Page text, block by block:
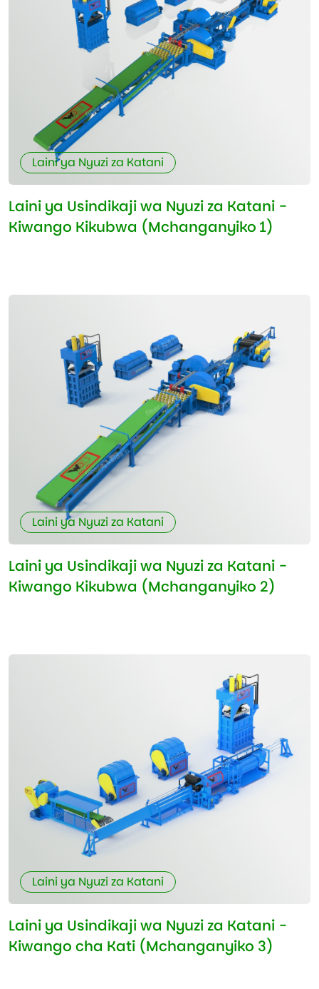
Laini ya Nyuzi za Katani
Laini ya Usindikaji wa Nyuzi za Katani -
Kiwango Kikubwa (Mchanganyiko 1)
Laini ya Nyuzi za Katani
Laini ya Usindikaji wa Nyuzi za Katani -
Kiwango Kikubwa (Mchanganyiko 2)
Laini ya Nyuzi za Katani
Laini ya Usindikaji wa Nyuzi za Katani -
Kiwango cha Kati (Mchanganyiko 3)